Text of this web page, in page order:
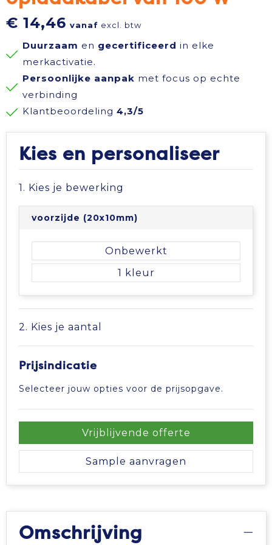
Reisbenodigdheden
Schrijfwaren
Sinterklaas
Sleutelhangers en Lanyards
Snoepgoed
Veiligheid, Auto en Fiets
Waterflesjes
Reflecterende polo's
Reflecterende vesten
Regenkleding
Schoenen
Schorten en Sloven
Veiligheidssignalering en Verlichting
Veiligheidsvesten en Veiligheidshesjes
Vesten
Schoenen
Sweaters
T-Shirts
Vesten
Gilets
Koeltassen en Koelboxen
Koffers en Trolleys
Laptop hoezen en tassen
Lunchtassen
Matrozentassen
Papieren tassen
Picknicktassen en manden
Promotietassen
Reistassensets
Schoenentassen
Schoudertassen
Strandtassen
€ 14,46 vanaf excl. btw
Duurzaam en gecertificeerd in elke
merkactivatie.
Persoonlijke aanpak met focus op echte
verbinding
Klantbeoordeling 4,3/5
Kies en personaliseer
1. Kies je bewerking
voorzijde (20x10mm)
Onbewerkt
1
2. Kies je aantal
Prijsindicatie
Selecteer jouw opties voor de prijsopgave.
Vrijblijvende offerte
Sample aanvragen
Omschrijving